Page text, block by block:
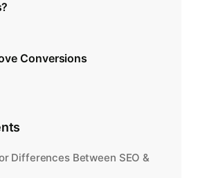
Conversions
Differences Between SEO &